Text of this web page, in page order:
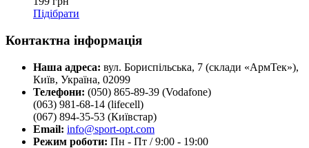
Підібрати
Контактна інформація
Наша адреса: вул. Бориспільська, 7 (склади «АрмТек»),
Київ, Україна, 02099
Телефони: (050) 865-89-39 (Vodafone)
(063) 981-68-14 (lifecell)
(067) 894-35-53 (Київстар)
Email: info@sport-opt.com
Режим роботи: Пн - Пт / 9:00 - 19:00